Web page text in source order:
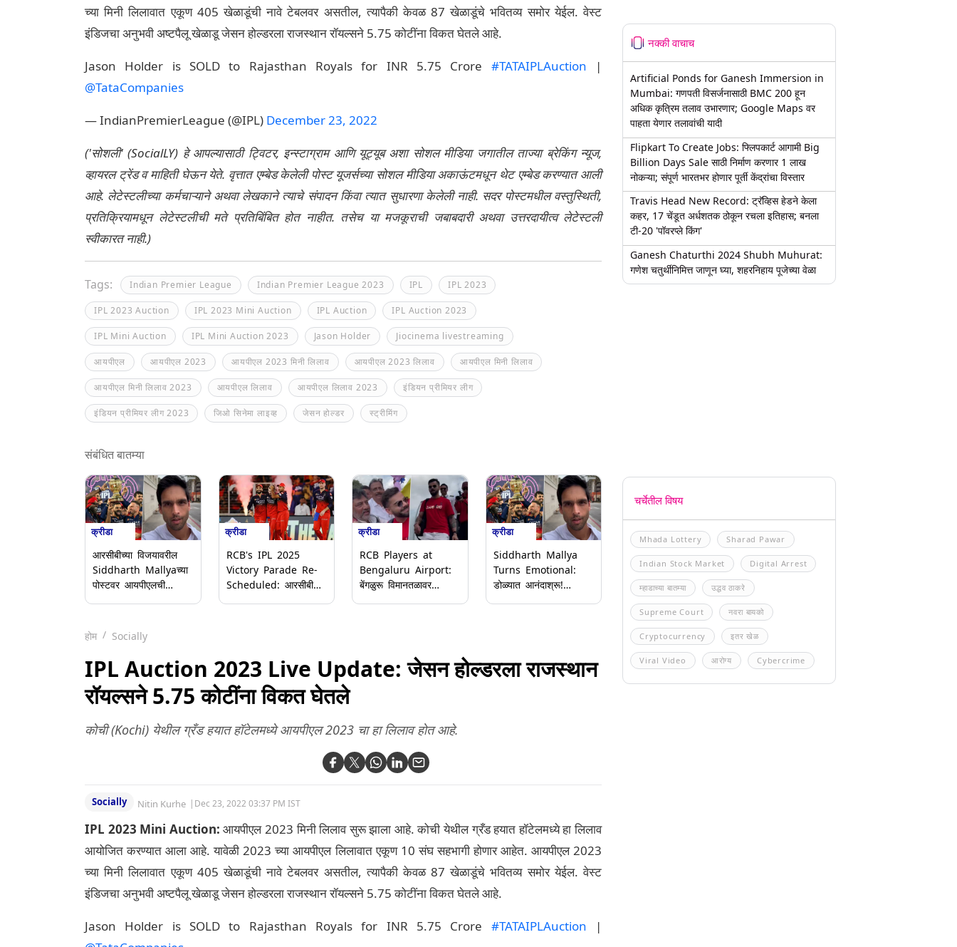
च्या मिनी लिलावात एकूण 405 खेळाडूंची नावे टेबलवर असतील, त्यापैकी केवळ 87 खेळाडूंचे भवितव्य समोर येईल. वेस्ट
इंडिजचा अनुभवी अष्टपैलू खेळाडू जेसन होल्डरला राजस्थान रॉयल्सने 5.75 कोटींना विकत घेतले आहे.
Jason Holder is SOLD to Rajasthan Royals for INR 5.75 Crore #TATAIPLAuction |
@TataCompanies
— IndianPremierLeague (@IPL) December 23, 2022
('सोशली' (SocialLY) हे आपल्यासाठी ट्विटर, इन्स्टाग्राम आणि यूट्यूब अशा सोशल मीडिया जगातील ताज्या ब्रेकिंग न्यूज,
व्हायरल ट्रेंड व माहिती घेऊन येते. वृत्तात एम्बेड केलेली पोस्ट यूजर्सच्या सोशल मीडिया अकाऊंटमधून थेट एम्बेड करण्यात आली
आहे. लेटेस्टलीच्या कर्मचाऱ्याने अथवा लेखकाने त्याचे संपादन किंवा त्यात सुधारणा केलेली नाही. सदर पोस्टमधील वस्तुस्थिती,
प्रतिक्रियामधून लेटेस्टलीची मते प्रतिबिंबित होत नाहीत. तसेच या मजकूराची जबाबदारी अथवा उत्तरदायीत्व लेटेस्टली
स्वीकारत नाही.)
Tags: Indian Premier League Indian Premier League 2023 IPL IPL 2023
IPL 2023 Auction IPL 2023 Mini Auction IPL Auction IPL Auction 2023
IPL Mini Auction IPL Mini Auction 2023 Jason Holder Jiocinema livestreaming
आयपीएल आयपीएल 2023 आयपीएल 2023 मिनी लिलाव आयपीएल 2023 लिलाव आयपीएल मिनी लिलाव
आयपीएल मिनी लिलाव 2023 आयपीएल लिलाव आयपीएल लिलाव 2023 इंडियन प्रीमियर लीग
इंडियन प्रीमियर लीग 2023 जिओ सिनेमा लाइव्ह जेसन होल्डर स्ट्रीमिंग
संबंधित बातम्या
क्रीडा
आरसीबीच्या विजयावरील
Siddharth Mallyaच्या
पोस्टवर आयपीएलची
क्रीडा
RCB's IPL 2025
Victory Parade Re-
Scheduled: आरसीबीचे
क्रीडा
RCB Players at
Bengaluru Airport:
बेंगळुरू विमानतळावर
(Video)
क्रीडा
Siddharth Mallya
Turns Emotional:
डोळ्यात आनंदाश्रू!
(Video)
होम Socially
IPL Auction 2023 Live Update: जेसन होल्डरला राजस्थान
रॉयल्सने 5.75 कोटींना विकत घेतले
कोची (Kochi) येथील ग्रँड हयात हॉटेलमध्ये आयपीएल 2023 चा हा लिलाव होत आहे.
Socially Nitin Kurhe | Dec 23, 2022 03:37 PM IST
IPL 2023 Mini Auction: आयपीएल 2023 मिनी लिलाव सुरू झाला आहे. कोची येथील ग्रँड हयात हॉटेलमध्ये हा लिलाव
आयोजित करण्यात आला आहे. यावेळी 2023 च्या आयपीएल लिलावात एकूण 10 संघ सहभागी होणार आहेत. आयपीएल 2023
च्या मिनी लिलावात एकूण 405 खेळाडूंची नावे टेबलवर असतील, त्यापैकी केवळ 87 खेळाडूंचे भवितव्य समोर येईल. वेस्ट
इंडिजचा अनुभवी अष्टपैलू खेळाडू जेसन होल्डरला राजस्थान रॉयल्सने 5.75 कोटींना विकत घेतले आहे.
Jason Holder is SOLD to Rajasthan Royals for INR 5.75 Crore #TATAIPLAuction |
नक्की वाचाच
Artificial Ponds for Ganesh Immersion in
Mumbai: गणपती विसर्जनासाठी BMC 200 हून
अधिक कृत्रिम तलाव उभारणार; Google Maps वर
पाहता येणार तलावांची यादी
Flipkart To Create Jobs: फ्लिपकार्ट आगामी Big
Billion Days Sale साठी निर्माण करणार 1 लाख
नोकऱ्या; संपूर्ण भारतभर होणार पूर्ती केंद्रांचा विस्तार
Travis Head New Record: ट्रॅव्हिस हेडने केला
कहर, 17 चेंडूत अर्धशतक ठोकून रचला इतिहास; बनला
टी-20 'पॉवरप्ले किंग'
Ganesh Chaturthi 2024 Shubh Muhurat:
गणेश चतुर्थीनिमित्त जाणून घ्या, शहरनिहाय पूजेच्या वेळा
चर्चेतील विषय
Mhada Lottery Sharad Pawar
Indian Stock Market Digital Arrest
म्हाडाच्या बातम्या उद्धव ठाकरे
Supreme Court नवरा बायको
Cryptocurrency इतर खेळ
Viral Video आरोग्य Cybercrime